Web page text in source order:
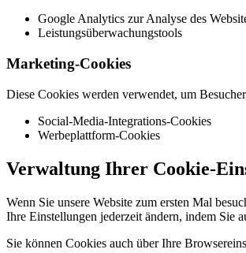
Google Analytics zur Analyse des
Leistungsüberwachungstools
Marketing-Cookies
Diese Cookies werden verwendet, um
Social-Media-Integrations-Cookies
Werbeplattform-Cookies
Verwaltung Ihrer Cookie-
Wenn Sie unsere Website zum ersten Mal
Ihre Einstellungen jederzeit ändern, indem Sie
Sie können Cookies auch über Ihre